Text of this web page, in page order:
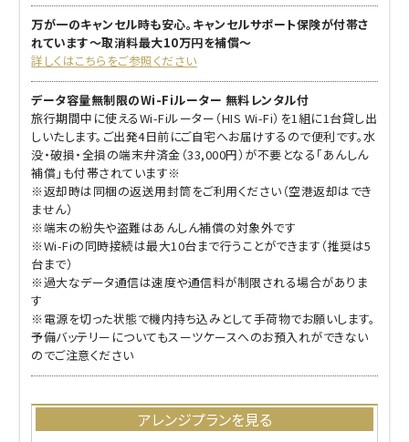
万が一のキャンセル時も安心。キャンセルサポート保険が付帯さ
れています～取消料最大10万円を補償～
詳しくはこちらをご参照ください
データ容量無制限のWi-Fiルーター 無料レンタル付
旅行期間中に使えるWi-Fiルーター（HIS Wi-Fi）を1組に1台貸し出
しいたします。ご出発4日前にご自宅へお届けするので便利です。水
没・破損・全損の端末弁済金（33,000円）が不要となる「あんしん
補償」も付帯されています※
※返却時は同梱の返送用封筒をご利用ください（空港返却はでき
ません）
※端末の紛失や盗難はあんしん補償の対象外です
※Wi-Fiの同時接続は最大10台まで行うことができます（推奨は5
台まで）
※過大なデータ通信は速度や通信料が制限される場合がありま
す
※電源を切った状態で機内持ち込みとして手荷物でお願いします。
予備バッテリーについてもスーツケースへのお預入れができない
のでご注意ください
アレンジプランを見る